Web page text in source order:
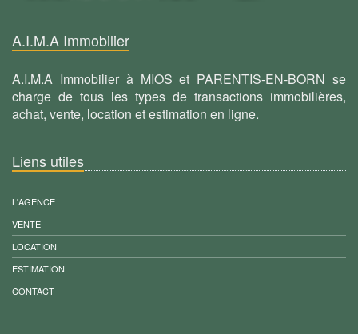
A.I.M.A Immobilier
A.I.M.A Immobilier à MIOS et PARENTIS-EN-BORN se
charge de tous les types de transactions immobilières,
achat, vente, location et estimation en ligne.
Liens utiles
L'AGENCE
VENTE
LOCATION
ESTIMATION
CONTACT